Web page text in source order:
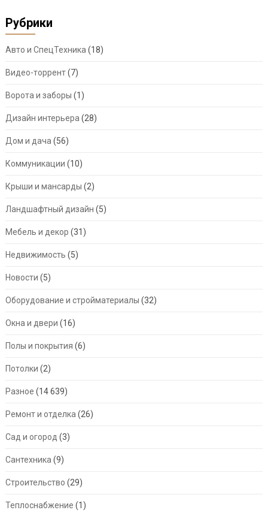
Рубрики
Авто и СпецТехника(18)
Видео-торрент(7)
Ворота и заборы (1)
Дизайн интерьера(28)
Дом и дача(56)
Коммуникации (10)
Крыши и мансарды (2)
Ландшафтный дизайн (5)
Мебель и декор (31)
Недвижимость (5)
Новости (5)
Оборудование и стройматериалы (32)
Окна и двери (16)
Полы и покрытия (6)
Потолки (2)
Разное (14 639)
Ремонт и отделка(26)
Сад и огород (3)
Сантехника(9)
Строительство (29)
Теплоснабжение (1)